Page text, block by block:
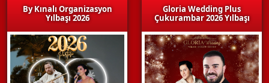
By Kınalı Organizasyon
Yılbaşı 2026
Gloria Wedding Plus
Çukurambar 2026 Yılbaşı